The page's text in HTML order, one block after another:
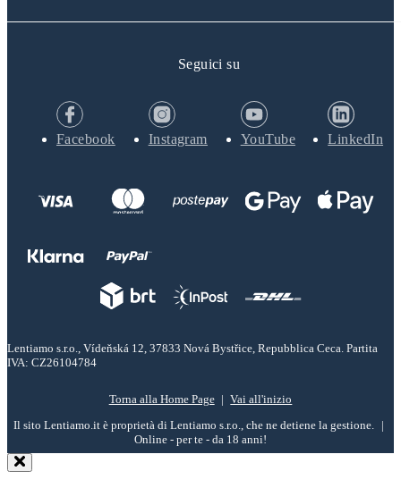
Seguici su
Facebook Instagram YouTube LinkedIn
Lentiamo s.r.o., Vídeňská 12, 37833 Nová Bystřice, Repubblica Ceca. Partita
IVA: CZ26104784
Torna alla Home Page
Vai all'inizio
Il sito Lentiamo.it è proprietà di Lentiamo s.r.o., che ne detiene la gestione.
Online - per te - da 18 anni!